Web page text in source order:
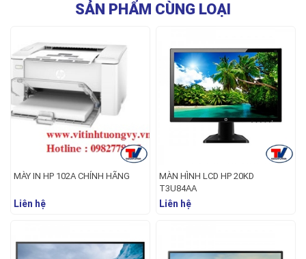
SẢN PHẨM CÙNG LOẠI
MÀY IN HP 102A CHÍNH HÃNG
Liên hệ
MÀN HÌNH LCD HP 20KD
T3U84AA
Liên hệ